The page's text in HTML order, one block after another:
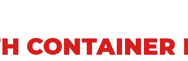
CONTAINER